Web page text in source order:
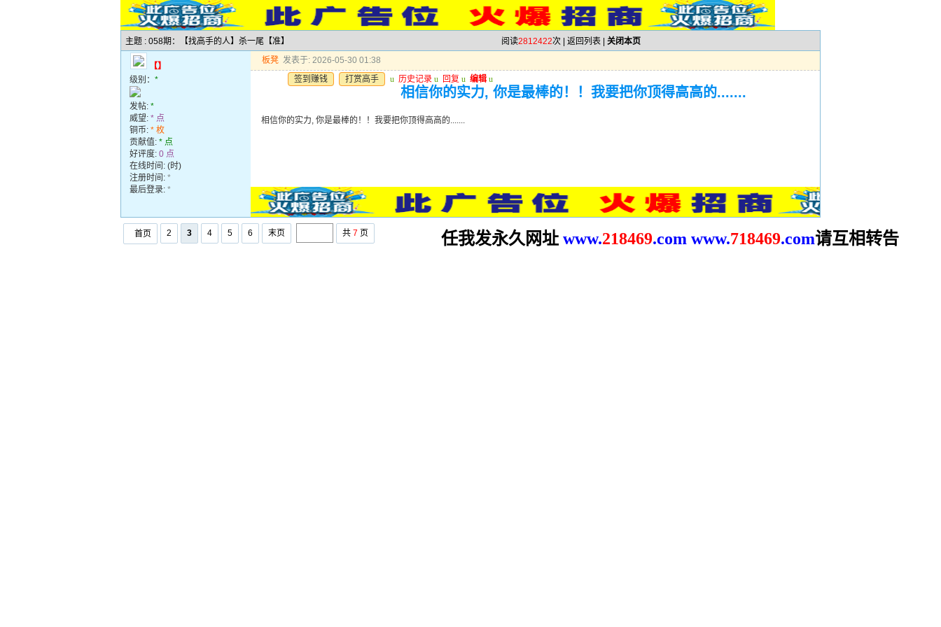
主题 : 058期：【找高手的人】杀一尾【准】 阅读2812422次 | 返回列表 关闭本页
【】
级别： *
发帖: *
威望: * 点
铜币: * 枚
贡献值: * 点
好评度: 0 点
在线时间: (时)
注册时间: *
最后登录: *
板凳 发表于: 2026-05-30 01:38
签到赚钱
打赏高手 u 历史记录 u 回复 u 编辑 u
相信你的实力, 你是最棒的！！我要把你顶得高高的.......
相信你的实力, 你是最棒的！！我要把你顶得高高的.......
首页 2 3 4 5 6 末页 共 7 页 任我发永久网址 www.218469.com www.718469.com请互相转告